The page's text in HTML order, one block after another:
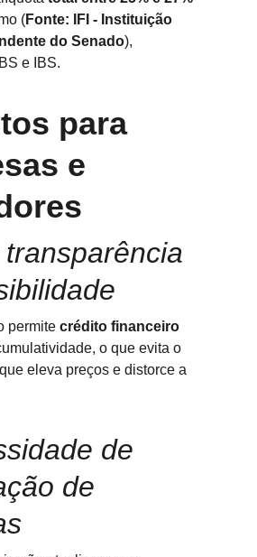
(Fonte: IFI - Instituição
do Senado),
e IBS.
para
e
permite crédito financeiro
o que evita o
eleva preços e distorce a
de
de